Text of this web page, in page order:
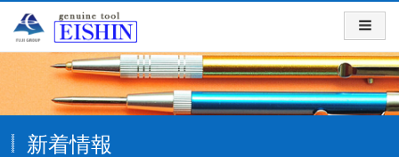
新着情報